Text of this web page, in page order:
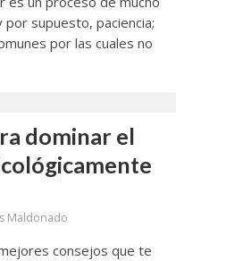
supuesto, paciencia;
por las cuales no
dominar el
Maldonado
consejos que te